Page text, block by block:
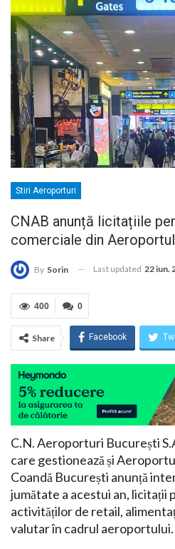
Stiri Aeroporturi
CNAB anunță licitațiile
comerciale din
By Sorin Last updated 22 iun.
0
400
Share Facebook
C.N. Aeroporturi București
care gestionează și
Coandă București anunță
jumătate a acestui an, licitații
activităților de retail,
valutar în cadrul aeroportului.